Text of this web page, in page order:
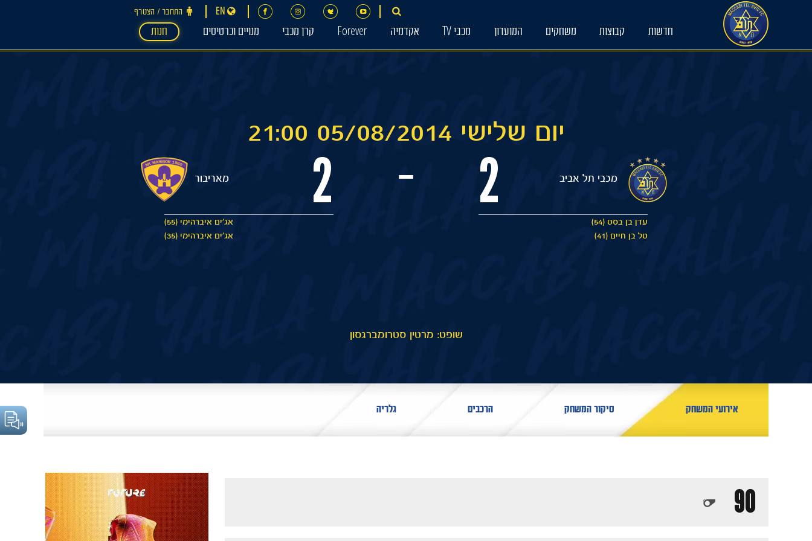
התחבר ‪/‬ הצטרף EN
חדשות קבוצות משחקים המועדון מכבי TV אקדמיה Forever קרן מכבי מנויים וכרטיסים חנות
יום שלישי 05/08/2014 21:00
מכבי תל אביב 2 מאריבור 2 -
עדן בן בסט (54)
טל בן חיים (41)
אג'ים איברהימי (55)
אג'ים איברהימי (35)
שופט: מרטין סטרומברגסון
אירועי המשחק סיקור המשחק הרכבים גלריה
90